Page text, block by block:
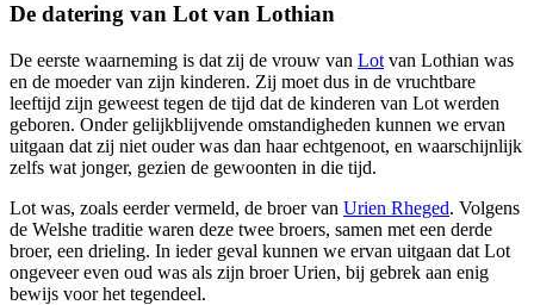
De datering van Lot van Lothian
De eerste waarneming is dat zij de vrouw van Lot van Lothian was
en de moeder van zijn kinderen. Zij moet dus in de vruchtbare
leeftijd zijn geweest tegen de tijd dat de kinderen van Lot werden
geboren. Onder gelijkblijvende omstandigheden kunnen we ervan
uitgaan dat zij niet ouder was dan haar echtgenoot, en waarschijnlijk
zelfs wat jonger, gezien de gewoonten in die tijd.
Lot was, zoals eerder vermeld, de broer van Urien Rheged. Volgens
de Welshe traditie waren deze twee broers, samen met een derde
broer, een drieling. In ieder geval kunnen we ervan uitgaan dat Lot
ongeveer even oud was als zijn broer Urien, bij gebrek aan enig
bewijs voor het tegendeel.